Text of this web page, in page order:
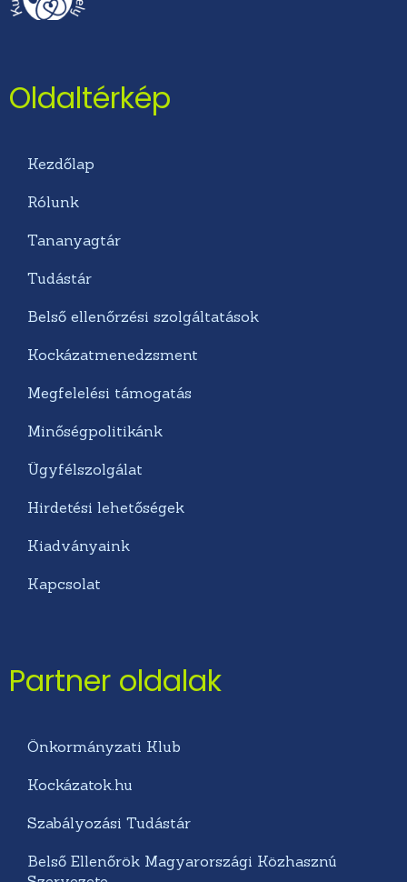
Oldaltérkép
Kezdőlap
Rólunk
Tananyagtár
Tudástár
Belső ellenőrzési szolgáltatások
Kockázatmenedzsment
Megfelelési támogatás
Minőségpolitikánk
Ügyfélszolgálat
Hirdetési lehetőségek
Kiadványaink
Kapcsolat
Partner oldalak
Önkormányzati Klub
Kockázatok.hu
Szabályozási Tudástár
Belső Ellenőrök Magyarországi Közhasznú